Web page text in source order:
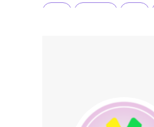
#銀山温泉